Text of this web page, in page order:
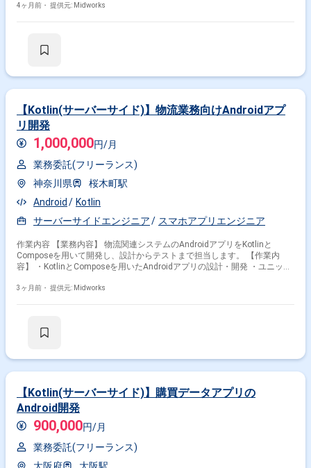
ビューの実施 ・アプリのリリース作業 ・ユニットテストの実施 ・開発に
4ヶ月前・ 提供元: Midworks
【Kotlin(サーバーサイド)】物流業務向けAndroidアプ
リ開発
1,000,000円/月
業務委託(フリーランス)
神奈川県
桜木町駅
Android
Kotlin
サーバーサイドエンジニア
スマホアプリエンジニア
作業内容 【業務内容】 物流関連システムのAndroidアプリをKotlinと
Composeを用いて開発し、設計からテストまで担当します。 【作業内
容】 ・KotlinとComposeを用いたAndroidアプリの設計・開発 ・ユニット
3ヶ月前・ 提供元: Midworks
【Kotlin(サーバーサイド)】購買データアプリの
Android開発
900,000円/月
業務委託(フリーランス)